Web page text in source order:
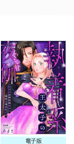
電子版